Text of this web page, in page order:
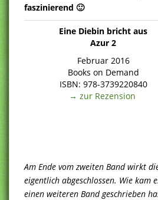
faszinierend 🙂
Eine Diebin bricht aus
Azur 2
Februar 2016
Books on Demand
ISBN: 978-3739220840
→ zur Rezension
Am Ende vom zweiten Band wirkt
eigentlich abgeschlossen. Wie kam
einen weiteren Band geschrieben